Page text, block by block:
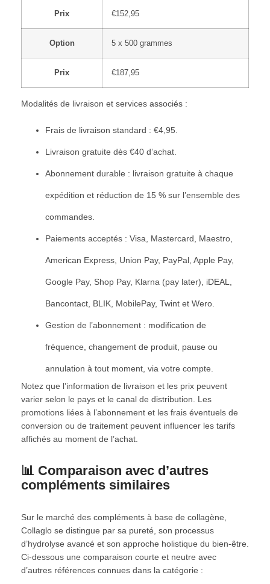
Prix €152,95
Option 5 x 500 grammes
Prix €187,95
Modalités de livraison et services associés :
Frais de livraison standard : €4,95.
Livraison gratuite dès €40 d’achat.
Abonnement durable : livraison gratuite à chaque
expédition et réduction de 15 % sur l’ensemble des
commandes.
Paiements acceptés : Visa, Mastercard, Maestro,
American Express, Union Pay, PayPal, Apple Pay,
Google Pay, Shop Pay, Klarna (pay later), iDEAL,
Bancontact, BLIK, MobilePay, Twint et Wero.
Gestion de l’abonnement : modification de
fréquence, changement de produit, pause ou
annulation à tout moment, via votre compte.
Notez que l’information de livraison et les prix peuvent
varier selon le pays et le canal de distribution. Les
promotions liées à l’abonnement et les frais éventuels de
conversion ou de traitement peuvent influencer les tarifs
affichés au moment de l’achat.
📊 Comparaison avec d’autres
compléments similaires
Sur le marché des compléments à base de collagène,
Collaglo se distingue par sa pureté, son processus
d’hydrolyse avancé et son approche holistique du bien-être.
Ci-dessous une comparaison courte et neutre avec
d’autres références connues dans la catégorie :